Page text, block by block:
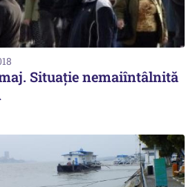
Situație nemaiîntâlnită